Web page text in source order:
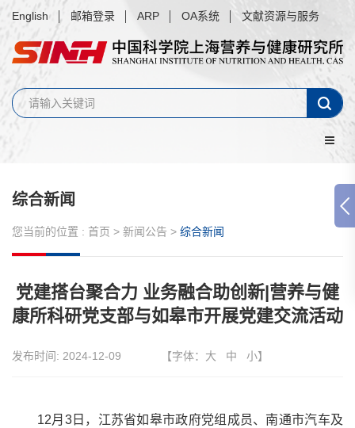
English 邮箱登录 ARP OA系统 文献资源与服务
综合新闻
您当前的位置 : 首页 > 新闻公告 > 综合新闻
党建搭台聚合力 业务融合助创新|营养与健
康所科研党支部与如皋市开展党建交流活动
发布时间: 2024-12-09 【字体： 大 中 小】
12月3日，江苏省如皋市政府党组成员、南通市汽车及